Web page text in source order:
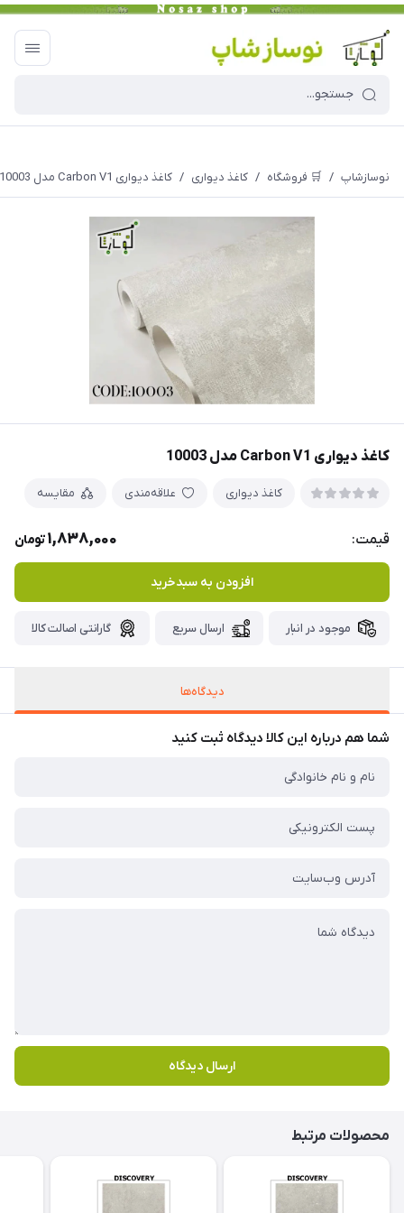
نوسازشاپ / 🛒 فروشگاه / کاغذ دیواری / کاغذ دیواری Carbon V1 مدل 10003
کاغذ دیواری Carbon V1 مدل 10003
کاغذ دیواری علاقه‌مندی مقایسه
قیمت: 1,838,000تومان
افزودن به سبدخرید
موجود در انبار ارسال سریع گارانتی اصالت کالا
دیدگاه‌ها
شما هم درباره این کالا دیدگاه ثبت کنید
ارسال دیدگاه
محصولات مرتبط